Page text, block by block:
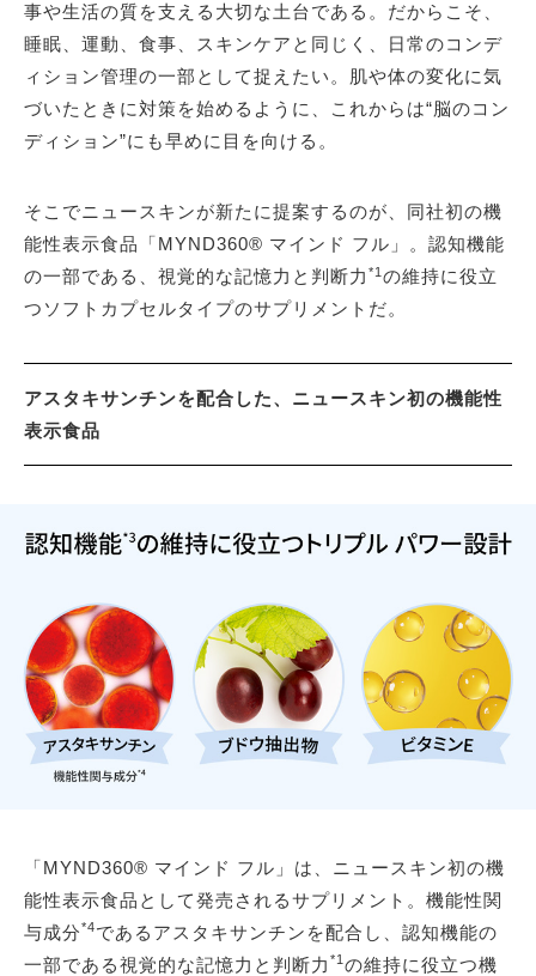
事や生活の質を支える大切な土台である。だからこそ、
睡眠、運動、食事、スキンケアと同じく、日常のコンデ
ィション管理の一部として捉えたい。肌や体の変化に気
づいたときに対策を始めるように、これからは“脳のコン
ディション”にも早めに目を向ける。
そこでニュースキンが新たに提案するのが、同社初の機
能性表示食品「MYND360® マインド フル」。認知機能
の一部である、視覚的な記憶力と判断力 *1 の維持に役立
つソフトカプセルタイプのサプリメントだ。
アスタキサンチンを配合した、ニュースキン初の機能性
表示食品
「MYND360® マインド フル」は、ニュースキン初の機
能性表示食品として発売されるサプリメント。機能性関
与成分*4であるアスタキサンチンを配合し、認知機能の
一部である視覚的な記憶力と判断力 *1 の維持に役立つ機